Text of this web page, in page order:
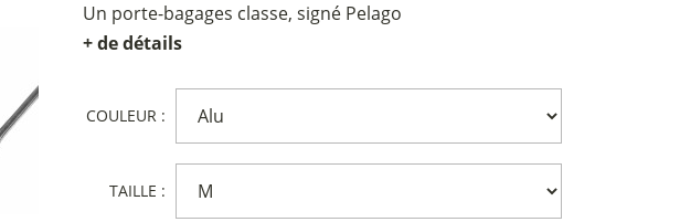
Un porte-bagages classe, signé Pelago
+ de détails
COULEUR :
TAILLE :